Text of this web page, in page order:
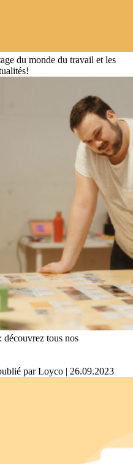
du monde du travail et les
découvrez tous nos
par Loyco | 26.09.2023